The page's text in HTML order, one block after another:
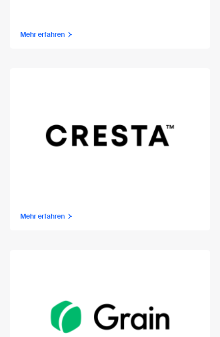
Mehr erfahren
Mehr erfahren